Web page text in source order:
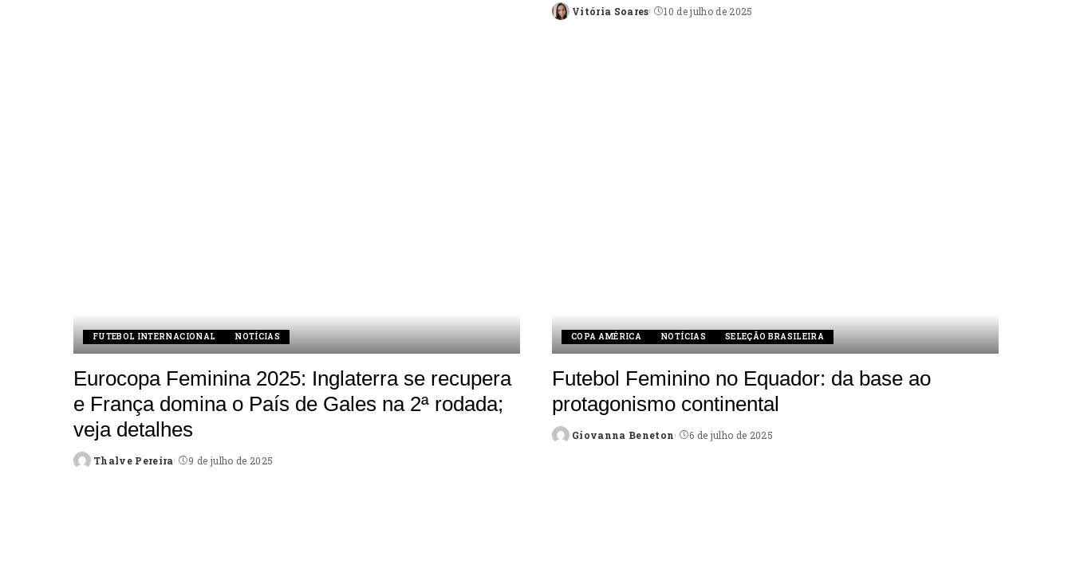
Posted
Vitória Soares 10 de julho de 2025
FUTEBOL INTERNACIONAL NOTÍCIAS
Eurocopa Feminina 2025: Inglaterra se recupera
e França domina o País de Gales na 2ª rodada;
veja detalhes
Posted
Thalve Pereira 9 de julho de 2025
COPA AMÉRICA NOTÍCIAS SELEÇÃO BRASILEIRA
Futebol Feminino no Equador: da base ao
protagonismo continental
Posted
Giovanna Beneton 6 de julho de 2025